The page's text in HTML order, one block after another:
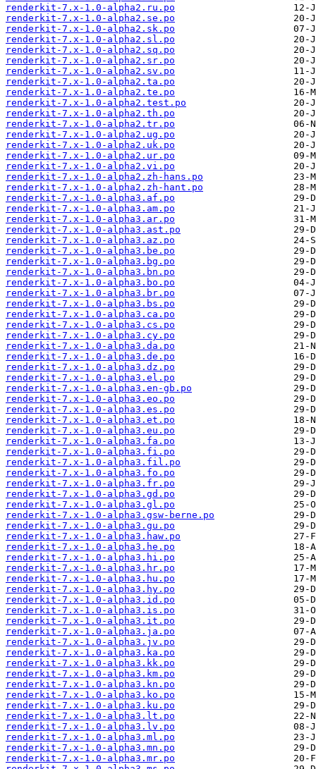
renderkit-7.x-1.0-alpha2.ru.po
renderkit-7.x-1.0-alpha2.se.po
renderkit-7.x-1.0-alpha2.sk.po
renderkit-7.x-1.0-alpha2.sl.po
renderkit-7.x-1.0-alpha2.sq.po
renderkit-7.x-1.0-alpha2.sr.po
renderkit-7.x-1.0-alpha2.sv.po
renderkit-7.x-1.0-alpha2.ta.po
renderkit-7.x-1.0-alpha2.te.po
renderkit-7.x-1.0-alpha2.test.po
renderkit-7.x-1.0-alpha2.th.po
renderkit-7.x-1.0-alpha2.tr.po
renderkit-7.x-1.0-alpha2.ug.po
renderkit-7.x-1.0-alpha2.uk.po
renderkit-7.x-1.0-alpha2.ur.po
renderkit-7.x-1.0-alpha2.vi.po
renderkit-7.x-1.0-alpha2.zh-hans.po
renderkit-7.x-1.0-alpha2.zh-hant.po
renderkit-7.x-1.0-alpha3.af.po
renderkit-7.x-1.0-alpha3.am.po
renderkit-7.x-1.0-alpha3.ar.po
renderkit-7.x-1.0-alpha3.ast.po
renderkit-7.x-1.0-alpha3.az.po
renderkit-7.x-1.0-alpha3.be.po
renderkit-7.x-1.0-alpha3.bg.po
renderkit-7.x-1.0-alpha3.bn.po
renderkit-7.x-1.0-alpha3.bo.po
renderkit-7.x-1.0-alpha3.br.po
renderkit-7.x-1.0-alpha3.bs.po
renderkit-7.x-1.0-alpha3.ca.po
renderkit-7.x-1.0-alpha3.cs.po
renderkit-7.x-1.0-alpha3.cy.po
renderkit-7.x-1.0-alpha3.da.po
renderkit-7.x-1.0-alpha3.de.po
renderkit-7.x-1.0-alpha3.dz.po
renderkit-7.x-1.0-alpha3.el.po
renderkit-7.x-1.0-alpha3.en-gb.po
renderkit-7.x-1.0-alpha3.eo.po
renderkit-7.x-1.0-alpha3.es.po
renderkit-7.x-1.0-alpha3.et.po
renderkit-7.x-1.0-alpha3.eu.po
renderkit-7.x-1.0-alpha3.fa.po
renderkit-7.x-1.0-alpha3.fi.po
renderkit-7.x-1.0-alpha3.fil.po
renderkit-7.x-1.0-alpha3.fo.po
renderkit-7.x-1.0-alpha3.fr.po
renderkit-7.x-1.0-alpha3.gd.po
renderkit-7.x-1.0-alpha3.gl.po
renderkit-7.x-1.0-alpha3.gsw-berne.po
renderkit-7.x-1.0-alpha3.gu.po
renderkit-7.x-1.0-alpha3.haw.po
renderkit-7.x-1.0-alpha3.he.po
renderkit-7.x-1.0-alpha3.hi.po
renderkit-7.x-1.0-alpha3.hr.po
renderkit-7.x-1.0-alpha3.hu.po
renderkit-7.x-1.0-alpha3.hy.po
renderkit-7.x-1.0-alpha3.id.po
renderkit-7.x-1.0-alpha3.is.po
renderkit-7.x-1.0-alpha3.it.po
renderkit-7.x-1.0-alpha3.ja.po
renderkit-7.x-1.0-alpha3.jv.po
renderkit-7.x-1.0-alpha3.ka.po
renderkit-7.x-1.0-alpha3.kk.po
renderkit-7.x-1.0-alpha3.km.po
renderkit-7.x-1.0-alpha3.kn.po
renderkit-7.x-1.0-alpha3.ko.po
renderkit-7.x-1.0-alpha3.ku.po
renderkit-7.x-1.0-alpha3.lt.po
renderkit-7.x-1.0-alpha3.lv.po
renderkit-7.x-1.0-alpha3.ml.po
renderkit-7.x-1.0-alpha3.mn.po
renderkit-7.x-1.0-alpha3.mr.po